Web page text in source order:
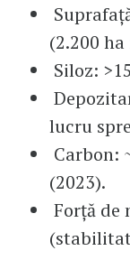
(2.200
Siloz:
lucru
Carbon:
(2023).
Forță de